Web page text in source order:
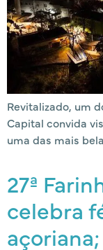
Revitalizado, um
Capital convida
uma das mais
27ª
celebra